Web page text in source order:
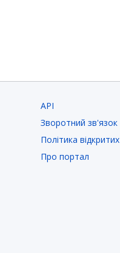
API
Зворотний зв'язок
Політика
Про портал